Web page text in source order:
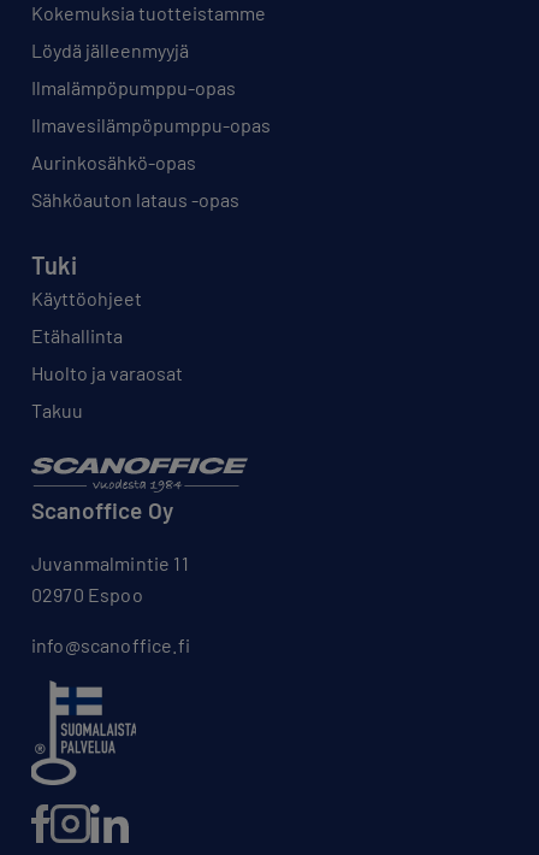
Kokemuksia tuotteistamme
Löydä jälleenmyyjä
Ilmalämpöpumppu-opas
Ilmavesilämpöpumppu-opas
Aurinkosähkö-opas
Sähköauton lataus -opas
Tuki
Käyttöohjeet
Etähallinta
Huolto ja varaosat
Takuu
Scanoffice Oy
Juvanmalmintie 11
02970 Espoo
info@scanoffice.fi